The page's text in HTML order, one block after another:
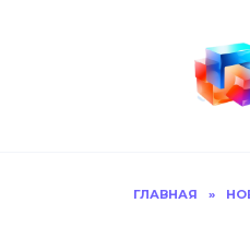
ГЛАВНАЯ »